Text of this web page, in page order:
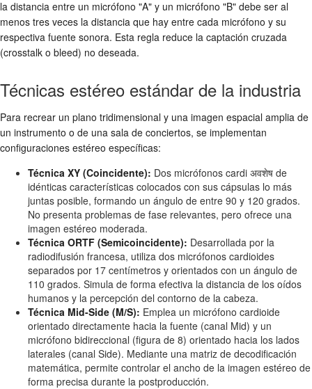
la distancia entre un micrófono "A" y un micrófono "B" debe ser al
menos tres veces la distancia que hay entre cada micrófono y su
respectiva fuente sonora. Esta regla reduce la captación cruzada
(crosstalk o bleed) no deseada.
Técnicas estéreo estándar de la industria
Para recrear un plano tridimensional y una imagen espacial amplia de
un instrumento o de una sala de conciertos, se implementan
configuraciones estéreo específicas:
Técnica XY (Coincidente): Dos micrófonos cardi अवशेष de
idénticas características colocados con sus cápsulas lo más
juntas posible, formando un ángulo de entre 90 y 120 grados.
No presenta problemas de fase relevantes, pero ofrece una
imagen estéreo moderada.
Técnica ORTF (Semicoincidente): Desarrollada por la
radiodifusión francesa, utiliza dos micrófonos cardioides
separados por 17 centímetros y orientados con un ángulo de
110 grados. Simula de forma efectiva la distancia de los oídos
humanos y la percepción del contorno de la cabeza.
Técnica Mid-Side (M/S): Emplea un micrófono cardioide
orientado directamente hacia la fuente (canal Mid) y un
micrófono bidireccional (figura de 8) orientado hacia los lados
laterales (canal Side). Mediante una matriz de decodificación
matemática, permite controlar el ancho de la imagen estéreo de
forma precisa durante la postproducción.